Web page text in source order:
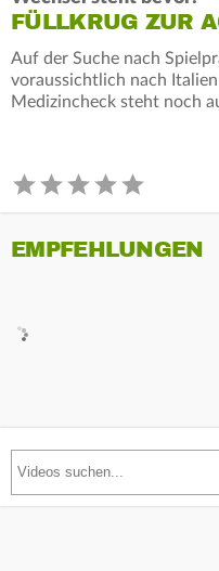
FÜLLKRUG ZUR
Auf der Suche nach
voraussichtlich nach
Medizincheck steht noch
EMPFEHLUNGEN